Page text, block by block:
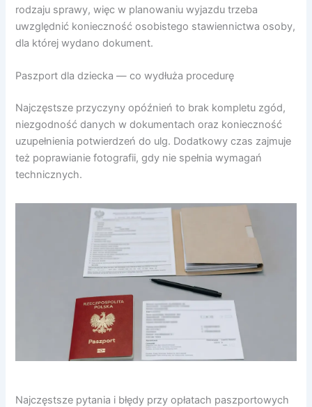
rodzaju sprawy, więc w planowaniu wyjazdu trzeba
uwzględnić konieczność osobistego stawiennictwa osoby,
dla której wydano dokument.
Paszport dla dziecka — co wydłuża procedurę
Najczęstsze przyczyny opóźnień to brak kompletu zgód,
niezgodność danych w dokumentach oraz konieczność
uzupełnienia potwierdzeń do ulg. Dodatkowy czas zajmuje
też poprawianie fotografii, gdy nie spełnia wymagań
technicznych.
Najczęstsze pytania i błędy przy opłatach paszportowych